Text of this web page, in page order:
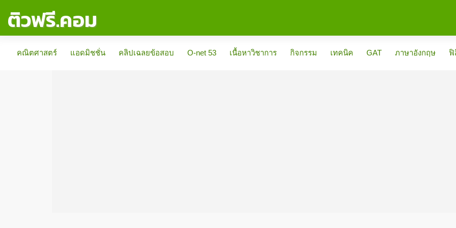
ติวฟรี.คอม
คณิตศาสตร์
แอดมิชชั่น คลิปเฉลยข้อสอบ O-net 53 เนื้อหาวิชาการ กิจกรรม เทคนิค GAT ภาษาอังกฤษ ฟิ